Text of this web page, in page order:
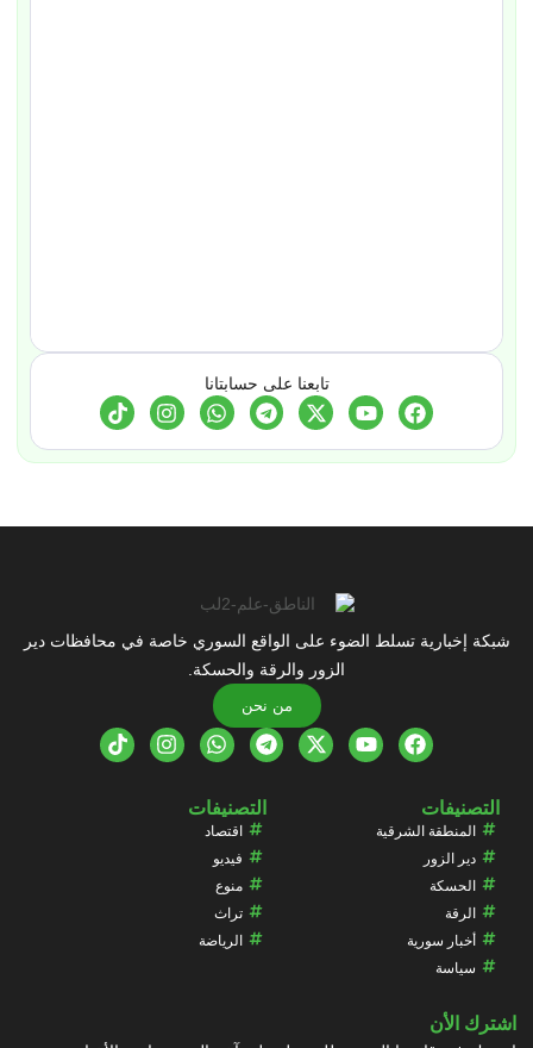
تابعنا على حسابتانا
شبكة إخبارية تسلط الضوء على الواقع السوري خاصة في محافظات دير
الزور والرقة والحسكة.
من نحن
التصنيفات
المنطقة الشرقية
دير الزور
الحسكة
الرقة
أخبار سورية
سياسة
التصنيفات
اقتصاد
فيديو
منوع
تراث
الرياضة
اشترك الأن